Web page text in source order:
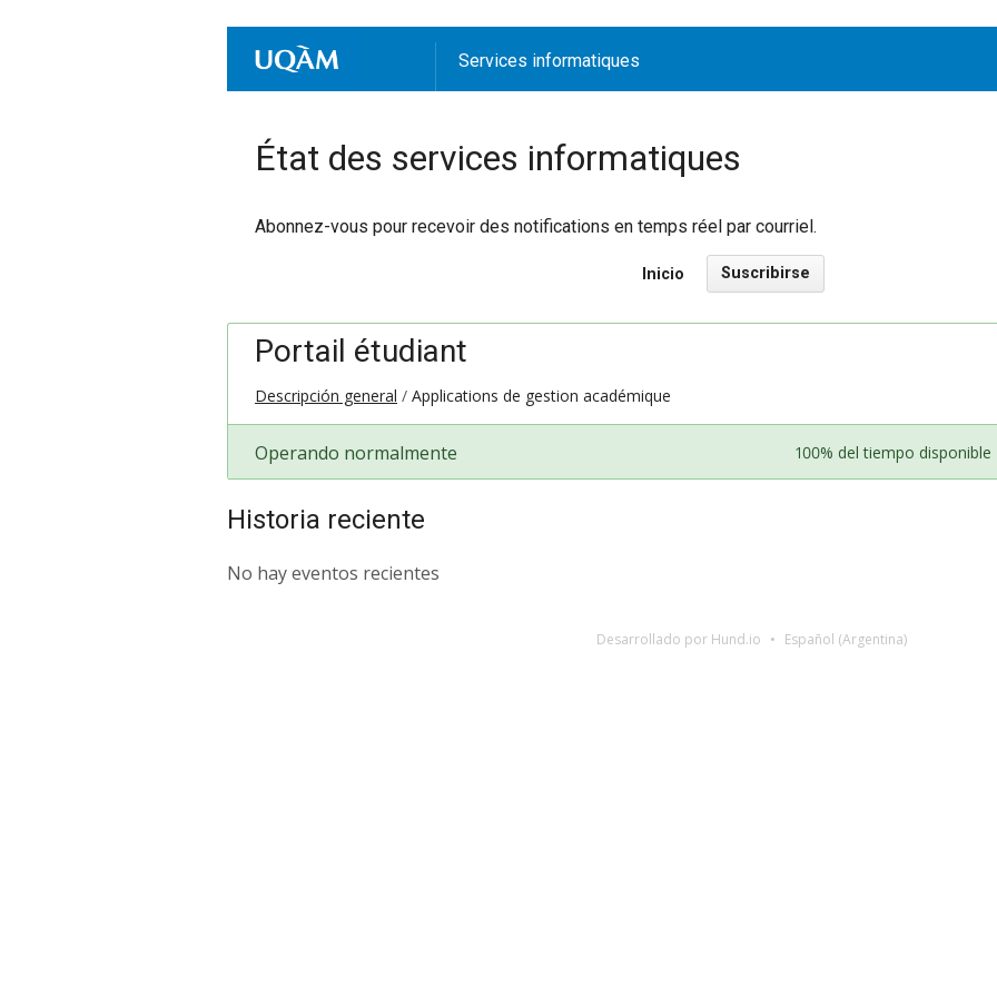
Services informatiques
État des services informatiques
Abonnez-vous pour recevoir des notifications en temps réel par courriel.
Inicio Suscribirse
Portail étudiant
Descripción general Applications de gestion académique
Operando normalmente 100% del tiempo disponible
Historia reciente
No hay eventos recientes
Desarrollado por Hund.io Español (Argentina)